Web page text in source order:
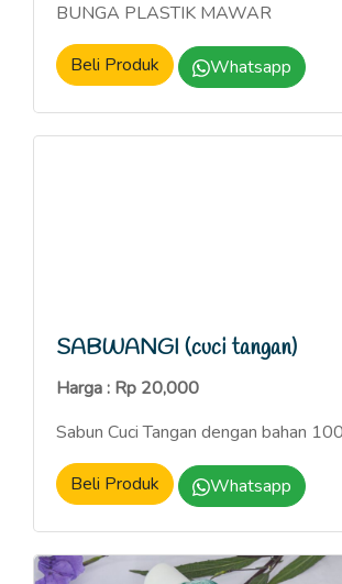
BUNGA PLASTIK MAWAR
Beli Produk Whatsapp
SABWANGI (cuci tangan)
Harga : Rp 20,000
Sabun Cuci Tangan dengan bahan
Beli Produk Whatsapp